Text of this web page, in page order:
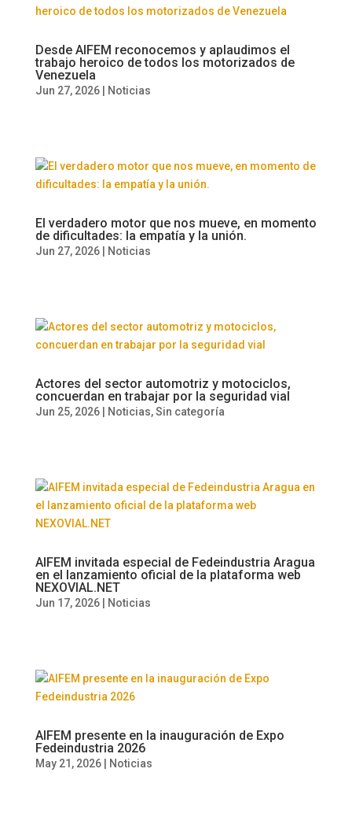
Desde AIFEM reconocemos y aplaudimos el
trabajo heroico de todos los motorizados de
Venezuela
Jun 27, 2026| Noticias
El verdadero motor que nos mueve, en momento
de dificultades: la empatía y la unión.
Jun 27, 2026| Noticias
Actores del sector automotriz y motociclos,
concuerdan en trabajar por la seguridad vial
Jun 25, 2026| Noticias,Sin categoría
AIFEM invitada especial de Fedeindustria Aragua
en el lanzamiento oficial de la plataforma web
NEXOVIAL.NET
Jun 17, 2026| Noticias
AIFEM presente en la inauguración de Expo
Fedeindustria 2026
May 21, 2026| Noticias